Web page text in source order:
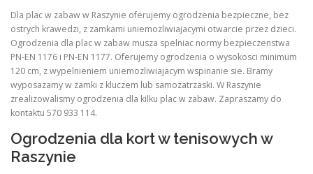
Dla plac w zabaw w Raszynie oferujemy ogrodzenia bezpieczne, bez
ostrych krawedzi, z zamkami uniemozliwiajacymi otwarcie przez dzieci.
Ogrodzenia dla plac w zabaw musza spelniac normy bezpieczenstwa
PN-EN 1176 i PN-EN 1177. Oferujemy ogrodzenia o wysokosci minimum
120 cm, z wypelnieniem uniemozliwiajacym wspinanie sie. Bramy
wyposazamy w zamki z kluczem lub samozatrzaski. W Raszynie
zrealizowalismy ogrodzenia dla kilku plac w zabaw. Zapraszamy do
kontaktu 570 933 114.
Ogrodzenia dla kort w tenisowych w
Raszynie